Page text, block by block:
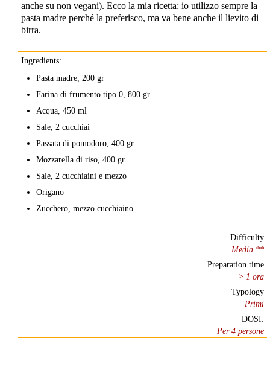
anche su non vegani). Ecco la mia ricetta: io utilizzo sempre la
pasta madre perché la preferisco, ma va bene anche il lievito di
birra.
Ingredients:
Pasta madre, 200 gr
Farina di frumento tipo 0, 800 gr
Acqua, 450 ml
Sale, 2 cucchiai
Passata di pomodoro, 400 gr
Mozzarella di riso, 400 gr
Sale, 2 cucchiaini e mezzo
Origano
Zucchero, mezzo cucchiaino
Difficulty
Media **
Preparation time
> 1 ora
Typology
Primi
DOSI:
Per 4 persone